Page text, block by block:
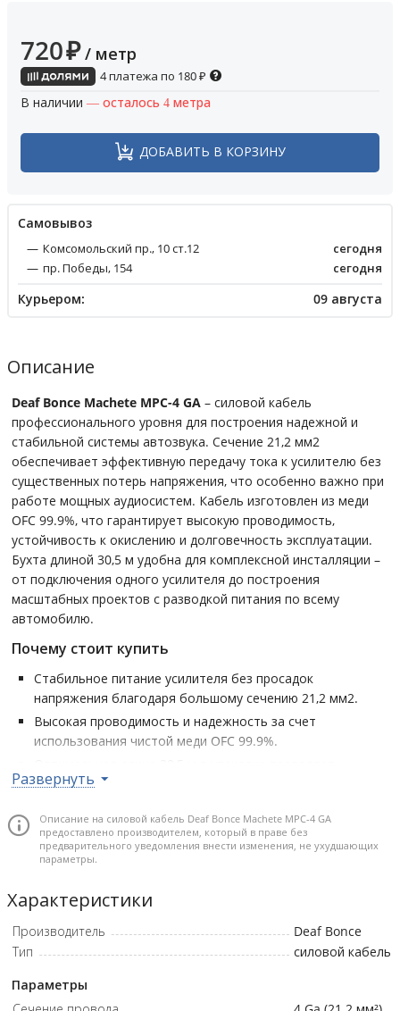
720₽ / метр
4 платежа по 180₽
В наличии — осталось 4 метра
ДОБАВИТЬ В КОРЗИНУ
Cамовывоз
Комсомольский пр., 10 ст.12
сегодня
пр. Победы, 154
сегодня
Курьером: 09 августа
Описание
Deaf Bonce Machete MPC-4 GA – силовой кабель
профессионального уровня для построения надежной и
стабильной системы автозвука. Сечение 21,2 мм2
обеспечивает эффективную передачу тока к усилителю без
существенных потерь напряжения, что особенно важно при
работе мощных аудиосистем. Кабель изготовлен из меди
OFC 99.9%, что гарантирует высокую проводимость,
устойчивость к окислению и долговечность эксплуатации.
Бухта длиной 30,5 м удобна для комплексной инсталляции –
от подключения одного усилителя до построения
масштабных проектов с разводкой питания по всему
автомобилю.
Почему стоит купить
Стабильное питание усилителя без просадок
напряжения благодаря большому сечению 21,2 мм2.
Высокая проводимость и надежность за счет
использования чистой меди OFC 99.9%.
выполнить полную инсталляцию без дополнительных
Подходит для построения мощных аудиосистем, где
критична стабильность и безопасность питания.
Тип: Силовой кабель • Количество в упаковке: 30.5 м
Развернуть
Описание на силовой кабель Deaf Bonce Machete MPC-4 GA
предоставлено производителем, который в праве без
предварительного уведомления внести изменения, не ухудшающих
параметры.
Характеристики
Производитель
Deaf Bonce
Тип
силовой кабель
Параметры